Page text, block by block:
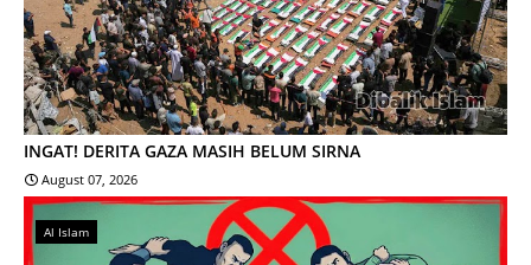
INGAT! DERITA GAZA MASIH BELUM SIRNA
August 07, 2026
Al Islam